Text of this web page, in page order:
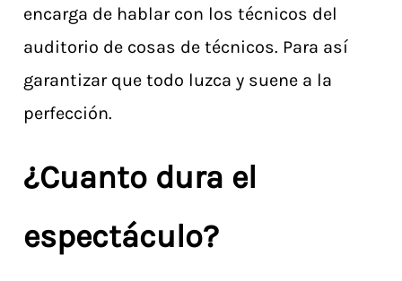
encarga de hablar con los técnicos del
auditorio de cosas de técnicos. Para así
garantizar que todo luzca y suene a la
perfección.
¿Cuanto dura el
espectáculo?